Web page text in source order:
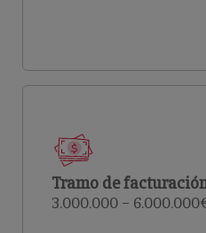
Tramo de
3.000.000 –